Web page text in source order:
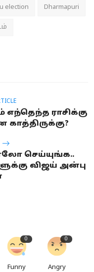
election Dharmapuri
எந்தெந்த ராசிக்கு
செய்யுங்க..
விஜய் அன்பு
0
Funny
0
Angry